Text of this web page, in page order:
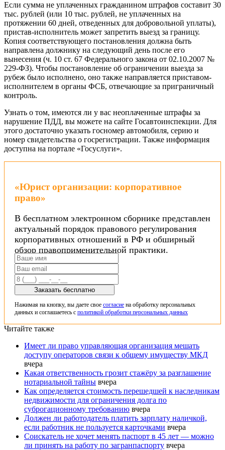
Если сумма не уплаченных гражданином штрафов составит 30
тыс. рублей (или 10 тыс. рублей, не уплаченных на
протяжении 60 дней, отведенных для добровольной уплаты),
пристав-исполнитель может запретить выезд за границу.
Копия соответствующего постановления должна быть
направлена должнику на следующий день после его
вынесения (ч. 10 ст. 67 Федерального закона от 02.10.2007 №
229-ФЗ). Чтобы постановление об ограничении выезда за
рубеж было исполнено, оно также направляется приставом-
исполнителем в органы ФСБ, отвечающие за приграничный
контроль.
Узнать о том, имеются ли у вас неоплаченные штрафы за
нарушение ПДД, вы можете на сайте Госавтоинспекции. Для
этого достаточно указать госномер автомобиля, серию и
номер свидетельства о госрегистрации. Также информация
доступна на портале «Госуслуги».
«Юрист организации: корпоративное
право»
В бесплатном электронном сборнике представлен
актуальный порядок правового регулирования
корпоративных отношений в РФ и обширный
обзор правоприменительной практики.
Заказать бесплатно
Нажимая на кнопку, вы даете свое согласие на обработку персональных
данных и соглашаетесь с политикой обработки персональных данных
Читайте также
Имеет ли право управляющая организация мешать
доступу операторов связи к общему имуществу МКД
вчера
Какая ответственность грозит стажёру за разглашение
нотариальной тайны вчера
Как определяется стоимость перешедшей к наследникам
недвижимости для ограничения долга по
суброгационному требованию вчера
Должен ли работодатель платить зарплату наличкой,
если работник не пользуется карточками вчера
Соискатель не хочет менять паспорт в 45 лет — можно
ли принять на работу по загранпаспорту вчера